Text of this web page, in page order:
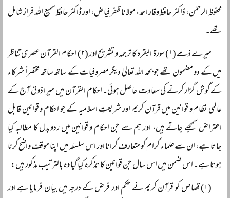
محفوظ الرحمٰن، ڈاکٹر حافظ وقار احمد، مولانا ظفر فیاض، اور ڈاکٹر حافظ سمیع اللہ فراز شامل
تھے۔
میرے ذمے (۱) سورۃ البقرہ کا ترجمہ و تشریح اور (۲) احکام القرآن عصری تناظر
میں کے دو مضمون تھے جو بحمد اللہ تعالیٰ دیگر مصروفیات کے ساتھ ساتھ مختصراً‌ شرکاء
کے گوش گزار کرنے کی سعادت حاصل ہوئی۔ احکام القرآن میں میرا ذوق آج کے
عالمی نظام و قوانین میں قرآن کریم اور شریعتِ اسلامیہ کے جو احکام و قوانین قابل
اعتراض سمجھے جاتے ہیں، اور ہم سے جن احکام و قوانین میں ردوبدل کا مطالبہ کیا
جاتا ہے، ان سے علماء کرام کو متعارف کرانا اور اس سلسلہ میں اپنا موقف واضح کرنا
ہوتا ہے۔ اس ضمن میں اس سال جن قوانین کا تذکرہ کیا گیا وہ بالترتیب مذکور ہیں:
(۱) قصاص کو قرآن کریم نے حکم اور فرض کے درجہ میں بیان فرمایا ہے اور